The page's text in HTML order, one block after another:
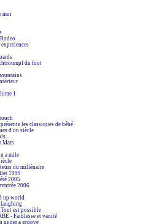
moi
du foot
1
les classiques de bébé
d'un siècle
Mars
a mile
du millénaire
1999
2005
2006
up world
est possible
- Faiblesse et vanité
under a groove